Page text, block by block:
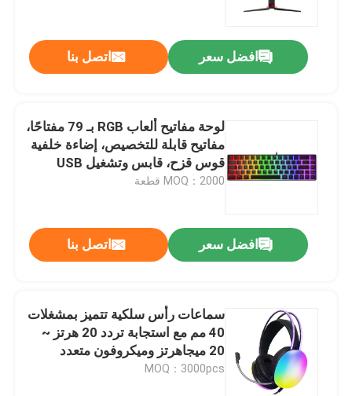
افضل سعر اتصل بنا
لوحة مفاتيح ألعاب RGB بـ 79 مفتاحًا،
مفاتيح قابلة للتخصيص، إضاءة خلفية
قوس قزح، قابس وتشغيل USB
MOQ：2000 قطعة
افضل سعر اتصل بنا
سماعات رأس سلكية تتميز بمشغلات
40 مم مع استجابة تردد 20 هرتز ~
20 ميجاهرتز وميكروفون متعدد
الاتجاهات 6.0 × 5 مم
MOQ：3000pcs